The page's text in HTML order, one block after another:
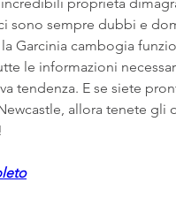
incredibili proprietà
sono sempre dubbi e
Garcinia cambogia
le informazioni
tendenza. E se siete
allora tenete gli